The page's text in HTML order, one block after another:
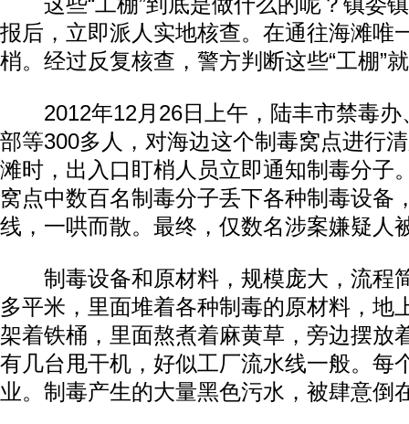
报后，立即派人实地核查。在通往海滩唯
梢。经过反复核查，警方判断这些“工棚”
2012年12月26日上午，陆丰市禁毒办
部等300多人，对海边这个制毒窝点进行
滩时，出入口盯梢人员立即通知制毒分子
窝点中数百名制毒分子丢下各种制毒设备
线，一哄而散。最终，仅数名涉案嫌疑人
制毒设备和原材料，规模庞大，流程简
多平米，里面堆着各种制毒的原材料，地
架着铁桶，里面熬煮着麻黄草，旁边摆放
有几台甩干机，好似工厂流水线一般。每
业。制毒产生的大量黑色污水，被肆意倒